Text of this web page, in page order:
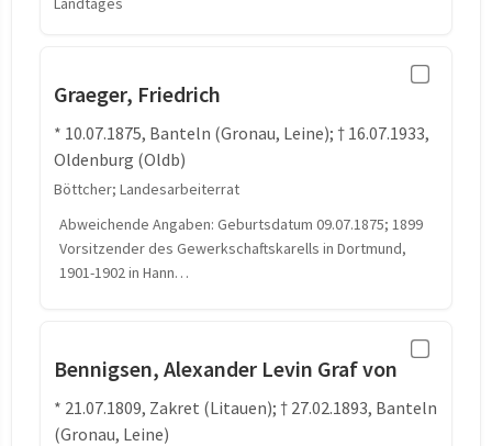
Graeger, Friedrich
* 10.07.1875, Banteln (Gronau, Leine); † 16.07.1933,
Oldenburg (Oldb)
Böttcher; Landesarbeiterrat
Abweichende Angaben: Geburtsdatum 09.07.1875; 1899
Vorsitzender des Gewerkschaftskarells in Dortmund,
1901-1902 in Hann…
Bennigsen, Alexander Levin Graf von
* 21.07.1809, Zakret (Litauen); † 27.02.1893, Banteln
(Gronau, Leine)